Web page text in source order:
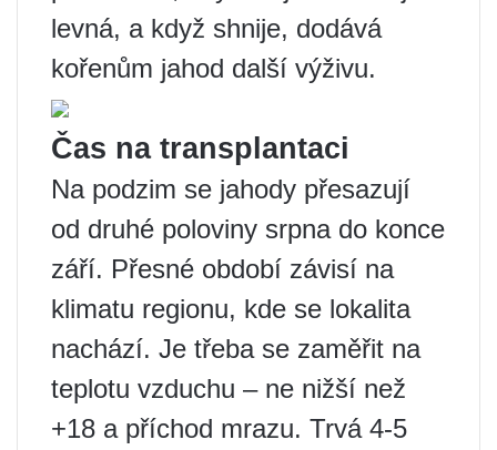
levná, a když shnije, dodává
kořenům jahod další výživu.
Čas na transplantaci
Na podzim se jahody přesazují
od druhé poloviny srpna do konce
září. Přesné období závisí na
klimatu regionu, kde se lokalita
nachází. Je třeba se zaměřit na
teplotu vzduchu – ne nižší než
+18 a příchod mrazu. Trvá 4-5